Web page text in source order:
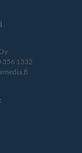
356 1332